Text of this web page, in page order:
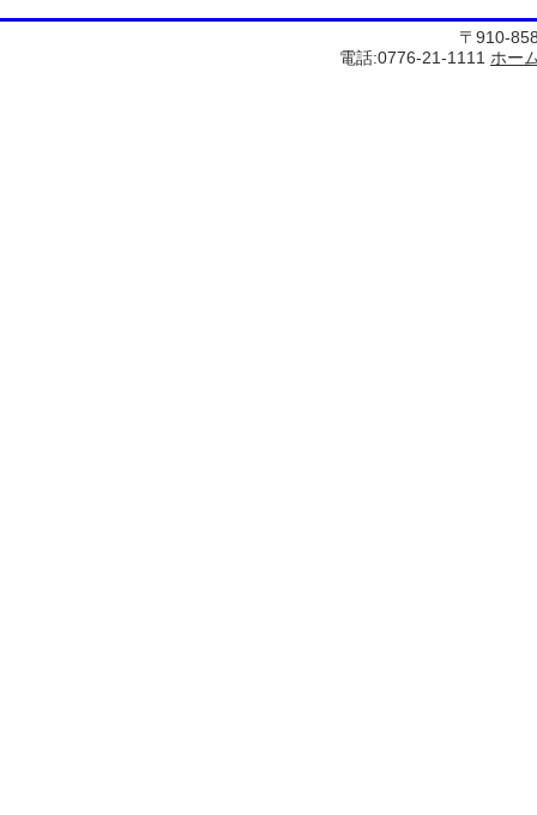
〒910-
電話:0776-21-1111 ホー